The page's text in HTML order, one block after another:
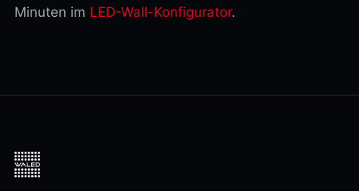
Minuten im LED-Wall-Konfigurator.